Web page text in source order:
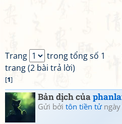
Trang
trong tổng số 1
trang (2 bài trả lời)
[1]
Bản dịch của
Gửi bởi tôn tiền tửngày